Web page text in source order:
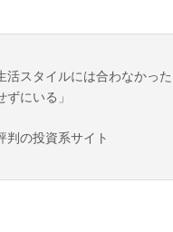
活スタイルには合わなかっ
にいる」
判の投資系サイト